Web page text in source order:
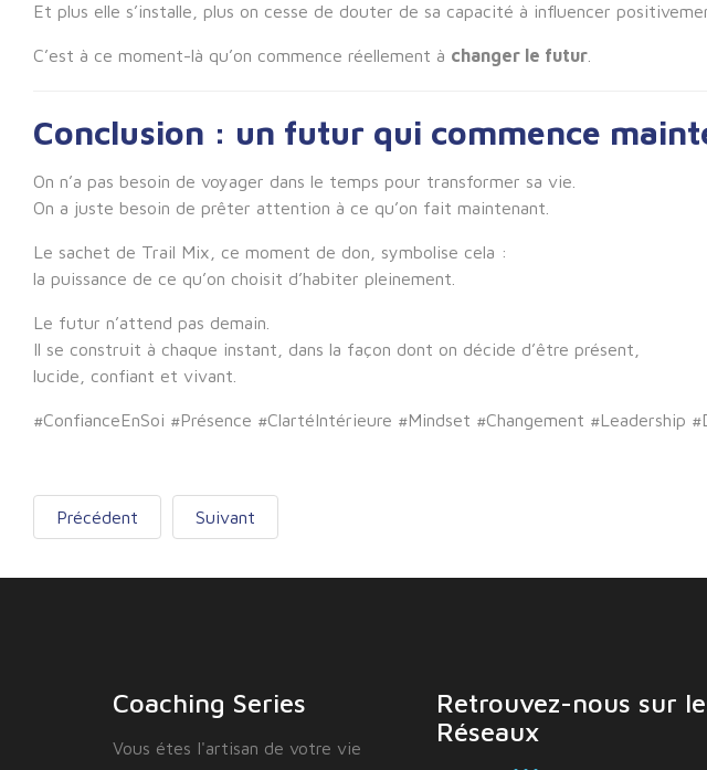
Et plus elle s’installe, plus on cesse de douter de sa capacité à influencer
C’est à ce moment-là qu’on commence réellement à changer le futur
Conclusion : un futur qui commence
On n’a pas besoin de voyager dans le temps pour transformer sa vie.
On a juste besoin de prêter attention à ce qu’on fait maintenant.
Le sachet de Trail Mix, ce moment de don, symbolise cela :
la puissance de ce qu’on choisit d’habiter pleinement.
Le futur n’attend pas demain.
Il se construit à chaque instant, dans la façon dont on décide d’être présent,
lucide, confiant et vivant.
#ConfianceEnSoi #Présence #ClartéIntérieure #Mindset #Changement #Leadership
Précédent Suivant
Coaching Series
Vous étes I'artisan de votre vie
Retrouvez-nous sur
Réseaux